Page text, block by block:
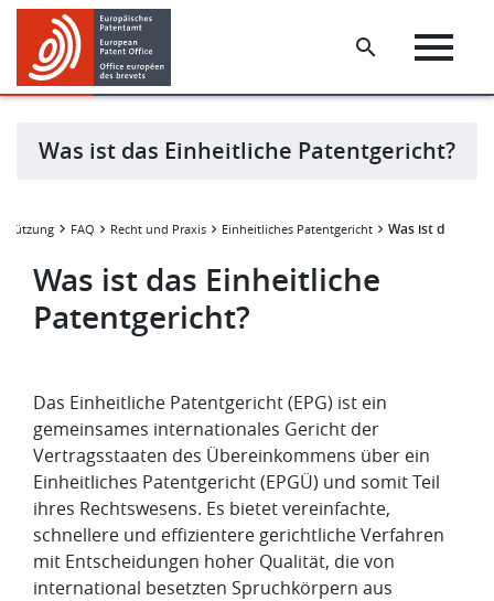
Skip
main
content
Skip
footer
Was ist das Einheitliche Patentgericht?
FAQ Recht und Praxis Einheitliches Patentgericht Was ist das
Was ist das Einheitliche
Patentgericht?
Das Einheitliche Patentgericht (EPG) ist ein
gemeinsames internationales Gericht der
Vertragsstaaten des Übereinkommens über ein
Einheitliches Patentgericht (EPGÜ) und somit Teil
ihres Rechtswesens. Es bietet vereinfachte,
schnellere und effizientere gerichtliche Verfahren
mit Entscheidungen hoher Qualität, die von
international besetzten Spruchkörpern aus